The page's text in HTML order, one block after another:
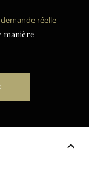
demande réelle
manière